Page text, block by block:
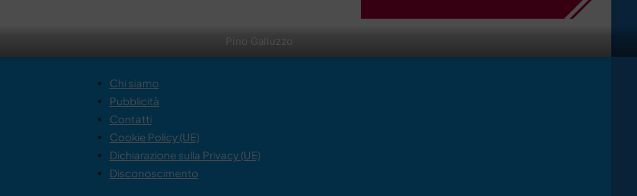
Pino Galluzzo
Chi siamo
Pubblicità
Contatti
Cookie Policy (UE)
Dichiarazione sulla Privacy (UE)
Disconoscimento